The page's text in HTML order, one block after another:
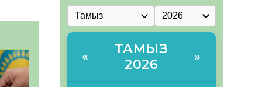
«
ТАМЫЗ
2026
»